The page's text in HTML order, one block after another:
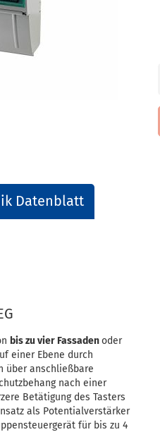
Datenblatt
bis zu vier Fassadenoder
einer Ebene durch
über anschließbare
nach einer
Betätigung des Tasters
als Potentialverstärker
für bis zu 4